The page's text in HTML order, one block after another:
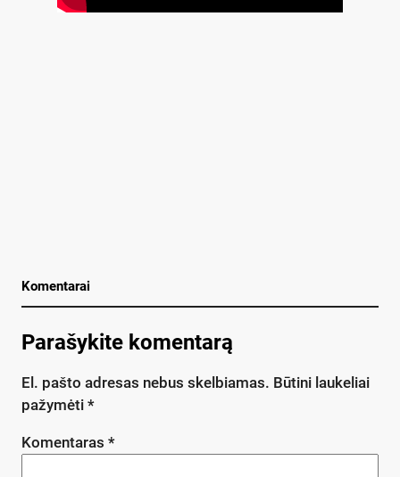
Komentarai
Parašykite komentarą
El. pašto adresas nebus skelbiamas. Būtini laukeliai
pažymėti *
Komentaras *